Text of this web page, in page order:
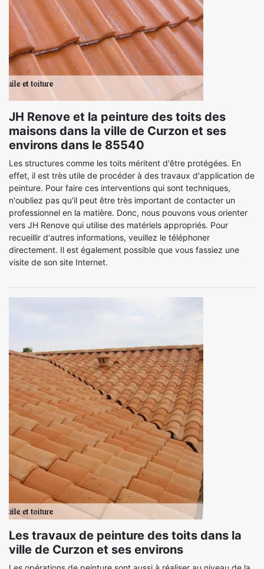
JH Renove et la peinture des toits des
maisons dans la ville de Curzon et ses
environs dans le 85540
Les structures comme les toits méritent d'être protégées. En
effet, il est très utile de procéder à des travaux d'application de
peinture. Pour faire ces interventions qui sont techniques,
n'oubliez pas qu'il peut être très important de contacter un
professionnel en la matière. Donc, nous pouvons vous orienter
vers JH Renove qui utilise des matériels appropriés. Pour
recueillir d'autres informations, veuillez le téléphoner
directement. Il est également possible que vous fassiez une
visite de son site Internet.
Les travaux de peinture des toits dans la
ville de Curzon et ses environs